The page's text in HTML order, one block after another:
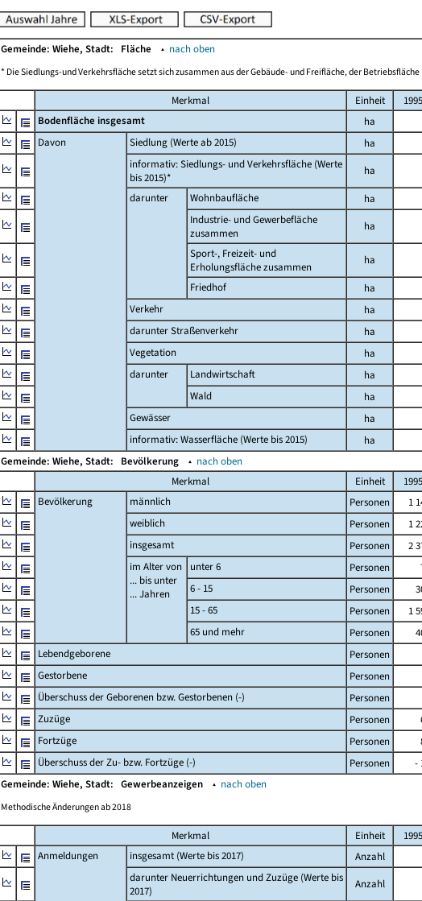
Gemeinde: Wiehe, Stadt: Fläche ▴ nach oben
* Die Siedlungs-und Verkehrsfläche setzt sich zusammen aus der Gebäude- und Freifläche, der
Merkmal Einheit 1995
Bodenfläche insgesamt
ha
Davon
Siedlung (Werte ab 2015)
ha
informativ: Siedlungs- und Verkehrsfläche (Werte
bis 2015)*
ha
darunter
Wohnbaufläche
ha
Industrie- und Gewerbefläche
zusammen
ha
Sport-, Freizeit- und
Erholungsfläche zusammen
ha
Friedhof
ha
Verkehr
ha
darunter Straßenverkehr
ha
Vegetation
ha
darunter
Landwirtschaft
ha
Wald
ha
Gewässer
ha
informativ: Wasserfläche (Werte bis 2015)
ha
Gemeinde: Wiehe, Stadt: Bevölkerung ▴ nach oben
Merkmal
Einheit 1995
Bevölkerung
männlich Personen 1
weiblich
Personen 1
insgesamt
Personen 2
im Alter von
... bis unter
... Jahren
unter 6 Personen
6 - 15
Personen
15 - 65
Personen 1
65 und mehr
Personen
Lebendgeborene
Personen
Gestorbene
Personen
Überschuss der Geborenen bzw. Gestorbenen (-)
Personen
Zuzüge
Personen
Fortzüge
Personen
Überschuss der Zu- bzw. Fortzüge (-)
Personen -
Gemeinde: Wiehe, Stadt: Gewerbeanzeigen ▴ nach oben
Methodische Änderungen ab 2018
Merkmal Einheit 1995
Anmeldungen
insgesamt (Werte bis 2017) Anzahl
darunter Neuerrichtungen und Zuzüge (Werte bis
2017)
Anzahl